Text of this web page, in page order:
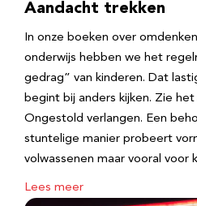
Aandacht trekken
In onze boeken over
onderwijs hebben we het
gedrag” van kinderen. Dat
begint bij anders kijken. Zie het
Ongestold verlangen. Een
stuntelige manier probeert
volwassenen maar vooral
Lees meer